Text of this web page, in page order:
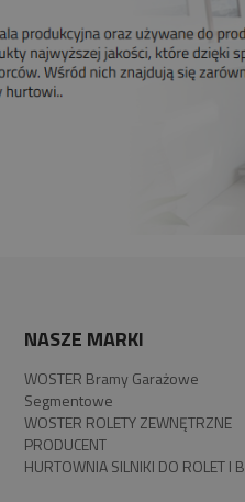
NASZE MARKI
WOSTER Bramy Garażowe
Segmentowe
WOSTER ROLETY ZEWNĘTRZNE
PRODUCENT
HURTOWNIA SILNIKI DO ROLET I